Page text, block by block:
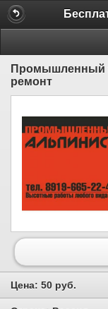
Промышленный
ремонт
Цена: 50 руб.